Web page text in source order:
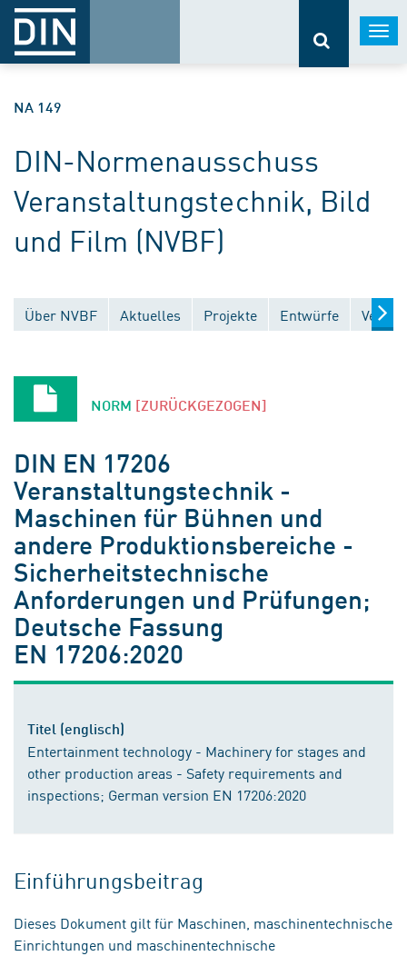
NA 149
DIN-Normenausschuss
Veranstaltungstechnik, Bild
und Film (NVBF)
Über NVBF Aktuelles Projekte Entwürfe
NORM [ZURÜCKGEZOGEN]
DIN EN 17206
Veranstaltungstechnik -
Maschinen für Bühnen und
andere Produktionsbereiche -
Sicherheitstechnische
Anforderungen und Prüfungen;
Deutsche Fassung
EN 17206:2020
Titel (englisch)
Entertainment technology - Machinery for stages and
other production areas - Safety requirements and
inspections; German version EN 17206:2020
Einführungsbeitrag
Dieses Dokument gilt für Maschinen, maschinentechnische
Einrichtungen und maschinentechnische